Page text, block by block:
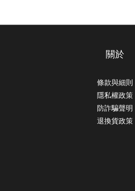
關於
條款與細則
隱私權政策
防詐騙聲明
退換貨政策